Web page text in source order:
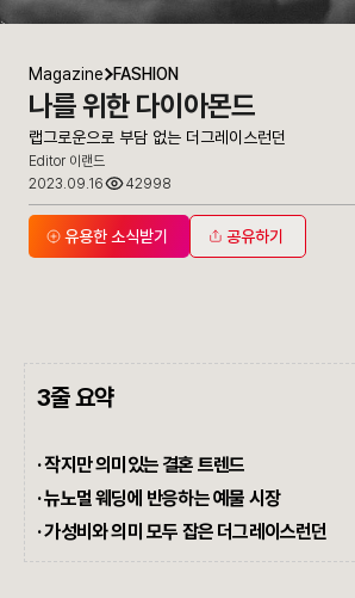
Magazine FASHION
나를 위한 다이아몬드
랩그로운으로 부담 없는 더그레이스런던
Editor 이랜드
2023.09.16
42998
유용한 소식받기 공유하기
3줄 요약
· 작지만 의미있는 결혼 트렌드
·뉴노멀 웨딩에 반응하는 예물 시장
·가성비와 의미 모두 잡은 더그레이스런던